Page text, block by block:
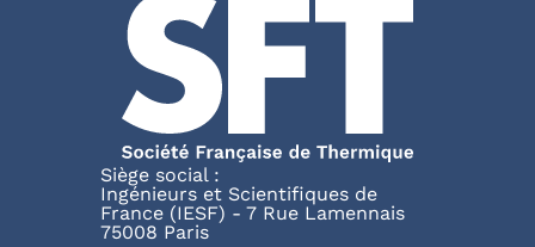
Siège social :
Ingénieurs et Scientifiques de
France (IESF) - 7 Rue Lamennais
75008 Paris